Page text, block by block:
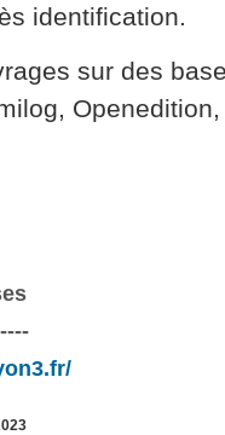
identification.
sur des